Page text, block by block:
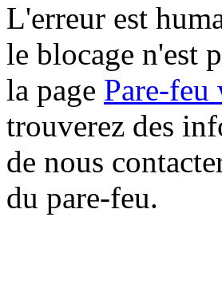
L'erreur est
le blocage n'est
la page Pare-feu
trouverez des
de nous
du pare-feu.